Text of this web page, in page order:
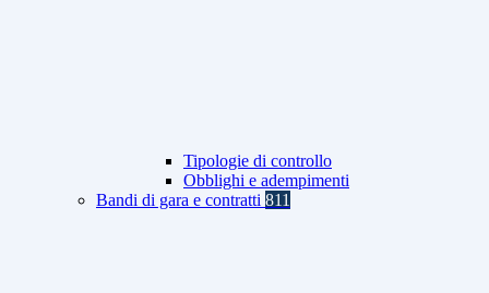
Tipologie di controllo
Obblighi e adempimenti
Bandi di gara e contratti 811